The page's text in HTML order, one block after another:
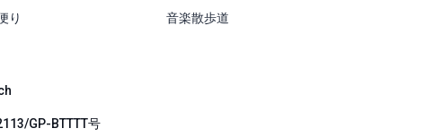
り 音楽散歩道
GP-BTTTT号